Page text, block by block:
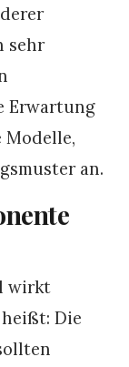
sehr
Erwartung
an.
wirkt
Die